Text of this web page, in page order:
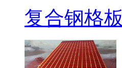
复合钢格板